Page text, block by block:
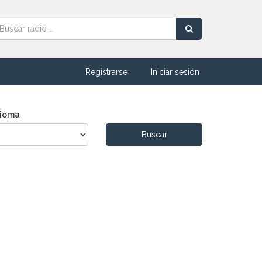
Registrarse Iniciar sesión
Buscar